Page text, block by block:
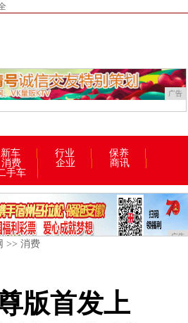
广告
新车 行业
保养
消费 企业
商讯
手车
广告
>>消费
版首发上